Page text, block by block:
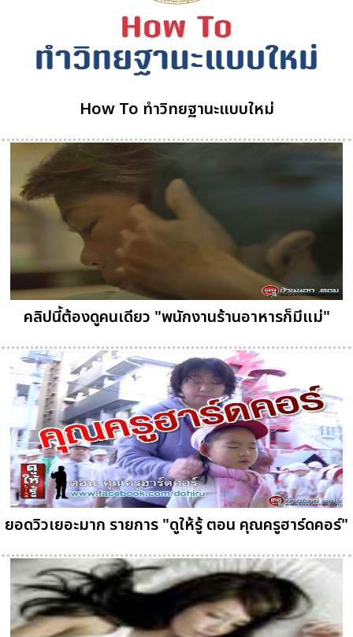
How To ทำวิทยฐานะแบบใหม่
คลิปนี้ต้องดูคนเดียว "พนักงานร้านอาหารก็มีแม่"
ยอดวิวเยอะมาก รายการ "ดูให้รู้ ตอน คุณครูฮาร์ดคอร์"